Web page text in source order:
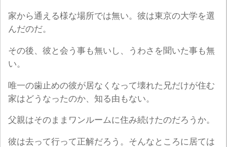
家から通える様な場所では無い。彼は東京の大学を選
んだのだ。
その後、彼と会う事も無いし、うわさを聞いた事も無
い。
唯一の歯止めの彼が居なくなって壊れた兄だけが住む
家はどうなったのか、知る由もない。
父親はそのままワンルームに住み続けたのだろうか。
彼は去って行って正解だろう。そんなところに居ては